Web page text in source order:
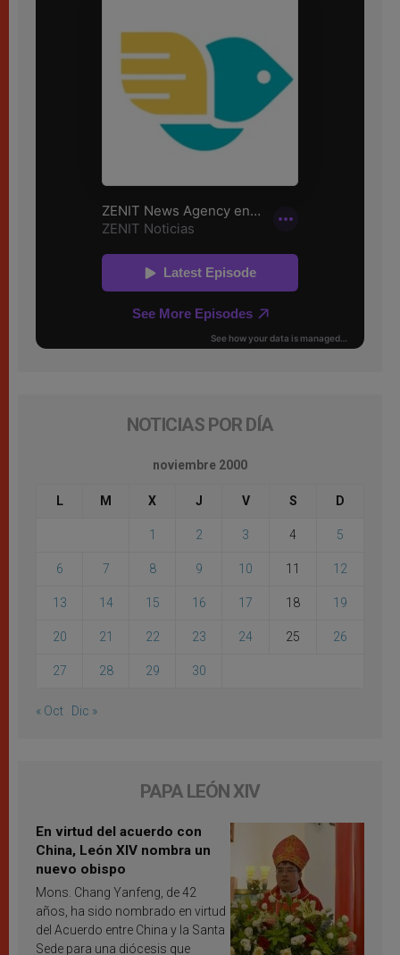
NOTICIAS POR DÍA
noviembre 2000
L M X J V S D
1 2 3 4 5
6 7 8 9 10 11 12
13 14 15 16 17 18 19
20 21 22 23 24 25 26
27 28 29 30
« Oct Dic »
PAPA LEÓN XIV
En virtud del acuerdo con
China, León XIV nombra un
nuevo obispo
Mons. Chang Yanfeng, de 42
años, ha sido nombrado en virtud
del Acuerdo entre China y la Santa
Sede para una diócesis que